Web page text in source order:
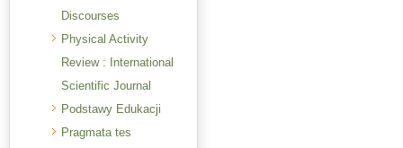
Discourses
Physical Activity
Review : International
Scientific Journal
Podstawy Edukacji
Pragmata tes